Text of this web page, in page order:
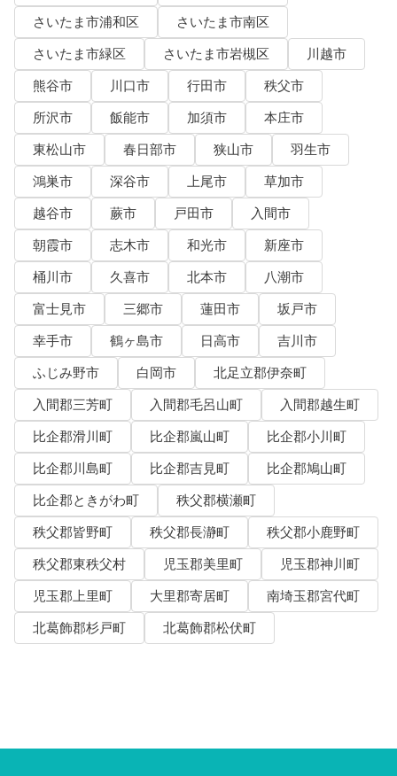
さいたま市浦和区
さいたま市南区
さいたま市緑区
さいたま市岩槻区
川越市
熊谷市
川口市 行田市
秩父市
所沢市
飯能市 加須市
本庄市
東松山市
春日部市 狭山市
羽生市
鴻巣市
深谷市 上尾市
草加市
越谷市
蕨市 戸田市
入間市
朝霞市
志木市 和光市
新座市
桶川市
久喜市 北本市
八潮市
富士見市
三郷市 蓮田市
坂戸市
幸手市
鶴ヶ島市 日高市
吉川市
ふじみ野市
白岡市
北足立郡伊奈町
入間郡三芳町
入間郡毛呂山町
入間郡越生町
比企郡滑川町
比企郡嵐山町
比企郡小川町
比企郡川島町
比企郡吉見町
比企郡鳩山町
比企郡ときがわ町
秩父郡横瀬町
秩父郡皆野町
秩父郡長瀞町
秩父郡小鹿野町
秩父郡東秩父村
児玉郡美里町
児玉郡神川町
児玉郡上里町
大里郡寄居町
南埼玉郡宮代町
北葛飾郡杉戸町
北葛飾郡松伏町